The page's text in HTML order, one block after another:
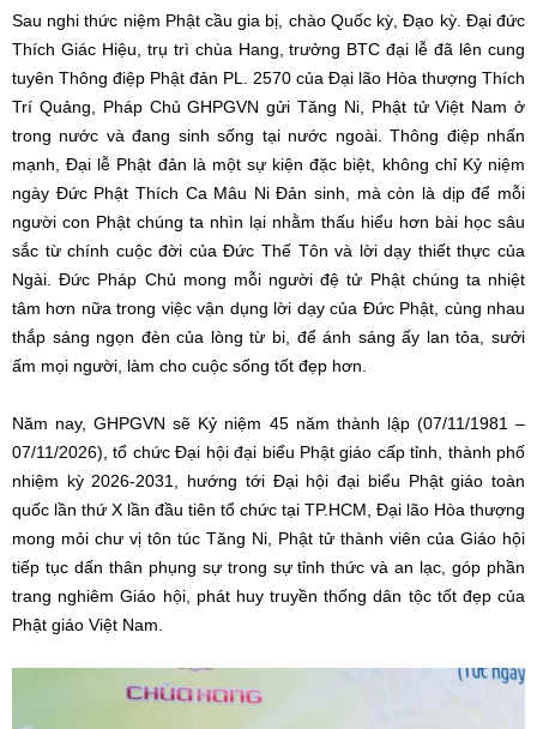
Sau nghi thức niệm Phật cầu gia bị, chào Quốc kỳ, Đạo kỳ. Đại đức
Thích Giác Hiệu, trụ trì chùa Hang, trưởng BTC đại lễ đã lên cung
tuyên Thông điệp Phật đản PL. 2570 của Đại lão Hòa thượng Thích
Trí Quảng, Pháp Chủ GHPGVN gửi Tăng Ni, Phật tử Việt Nam ở
trong nước và đang sinh sống tại nước ngoài. Thông điệp nhấn
mạnh, Đại lễ Phật đản là một sự kiện đặc biệt, không chỉ Kỷ niệm
ngày Đức Phật Thích Ca Mâu Ni Đản sinh, mà còn là dịp để mỗi
người con Phật chúng ta nhìn lại nhằm thấu hiểu hơn bài học sâu
sắc từ chính cuộc đời của Đức Thế Tôn và lời dạy thiết thực của
Ngài. Đức Pháp Chủ mong mỗi người đệ tử Phật chúng ta nhiệt
tâm hơn nữa trong việc vận dụng lời dạy của Đức Phật, cùng nhau
thắp sáng ngọn đèn của lòng từ bi, để ánh sáng ấy lan tỏa, sưởi
ấm mọi người, làm cho cuộc sống tốt đẹp hơn.
Năm nay, GHPGVN sẽ Kỷ niệm 45 năm thành lập (07/11/1981 –
07/11/2026), tổ chức Đại hội đại biểu Phật giáo cấp tỉnh, thành phố
nhiệm kỳ 2026-2031, hướng tới Đại hội đại biểu Phật giáo toàn
quốc lần thứ X lần đầu tiên tổ chức tại TP.HCM, Đại lão Hòa thượng
mong mỏi chư vị tôn túc Tăng Ni, Phật tử thành viên của Giáo hội
tiếp tục dấn thân phụng sự trong sự tỉnh thức và an lạc, góp phần
trang nghiêm Giáo hội, phát huy truyền thống dân tộc tốt đẹp của
Phật giáo Việt Nam.